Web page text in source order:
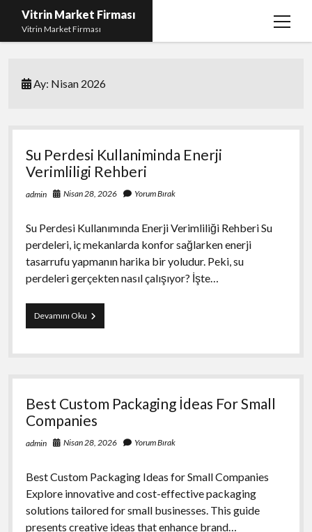
Vitrin Market Firması
Vitrin Market Firması
menüyü
iPhone için Instagram Gizli Hesap Görme
Retweet Atma Hilesi Bedava
Sayfa Listesi
Ay: Nisan 2026
Su Perdesi Kullaniminda Enerji
Verimliligi Rehberi
admin Nisan 28, 2026 Yorum Bırak
Su Perdesi Kullanımında Enerji Verimliliği Rehberi Su
perdeleri, iç mekanlarda konfor sağlarken enerji
tasarrufu yapmanın harika bir yoludur. Peki, su
perdeleri gerçekten nasıl çalışıyor? İşte…
Devamını OkuSu
Perdesi
Enerji
Rehberi
Best Custom Packaging İdeas For Small
Companies
admin Nisan 28, 2026 Yorum Bırak
Best Custom Packaging Ideas for Small Companies
Explore innovative and cost-effective packaging
solutions tailored for small businesses. This guide
presents creative ideas that enhance brand…